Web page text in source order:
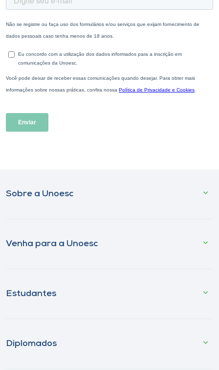
Sobre a Unoesc
Venha para a Unoesc
Estudantes
Diplomados